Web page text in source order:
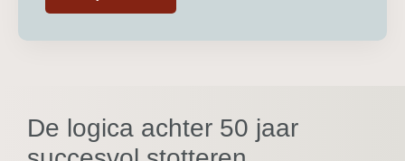
De logica achter 50 jaar